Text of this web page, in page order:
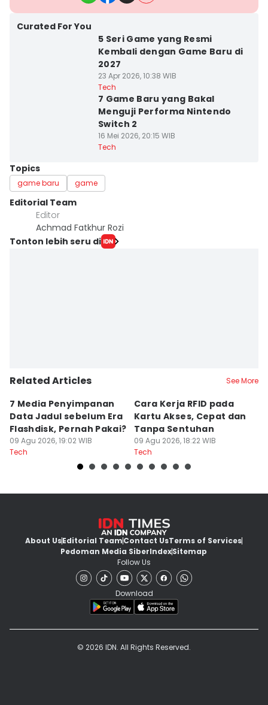
Curated For You
5 Seri Game yang Resmi
Kembali dengan Game Baru di
2027
23 Apr 2026, 10:38 WIB
Tech
7 Game Baru yang Bakal
Menguji Performa Nintendo
Switch 2
16 Mei 2026, 20:15 WIB
Tech
Topics
game baru game
Editorial Team
Editor
Achmad Fatkhur Rozi
Tonton lebih seru di
Related Articles See More
7 Media Penyimpanan
Data Jadul sebelum Era
Flashdisk, Pernah Pakai?
09 Agu 2026, 19:02 WIB
Tech
Cara Kerja RFID pada
Kartu Akses, Cepat dan
Tanpa Sentuhan
09 Agu 2026, 18:22 WIB
Tech
About UsEditorial TeamContact UsTerms of Services
Pedoman Media SiberIndexSitemap
Follow Us
Download
© 2026 IDN. All Rights Reserved.